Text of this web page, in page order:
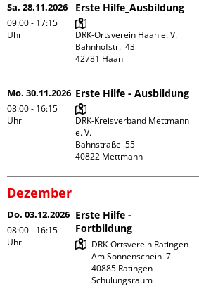
Sa. 28.11.2026
09:00 - 17:15
Uhr
Erste Hilfe_Ausbildung
DRK-Ortsverein Haan e. V.
Bahnhofstr.  43
Mo. 30.11.2026
08:00 - 16:15
Uhr
Erste Hilfe - Ausbildung
DRK-Kreisverband Mettmann
e. V.
Bahnstraße  55
Dezember
Do. 03.12.2026
08:00 - 16:15
Uhr
Erste Hilfe -
Fortbildung
DRK-Ortsverein Ratingen
Am Sonnenschein  7
40885 Ratingen
Schulungsraum